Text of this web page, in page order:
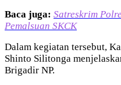
Baca juga: Satreskrim
Pemalsuan SKCK
Dalam kegiatan tersebut,
Shinto Silitonga
Brigadir NP.